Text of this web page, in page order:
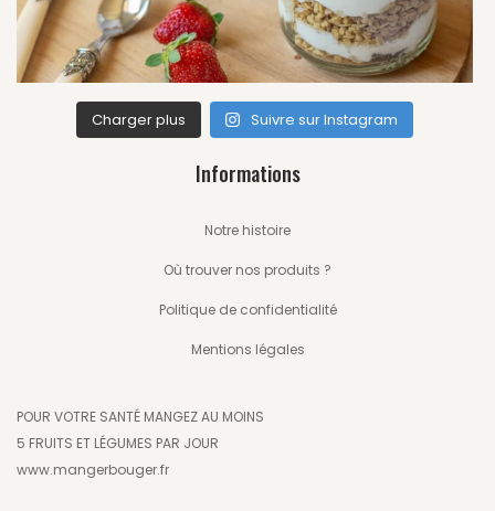
Charger plus Suivre sur Instagram
Informations
Notre histoire
Où trouver nos produits ?
Politique de confidentialité
Mentions légales
POUR VOTRE SANTÉ MANGEZ AU MOINS
5 FRUITS ET LÉGUMES PAR JOUR
www.mangerbouger.fr